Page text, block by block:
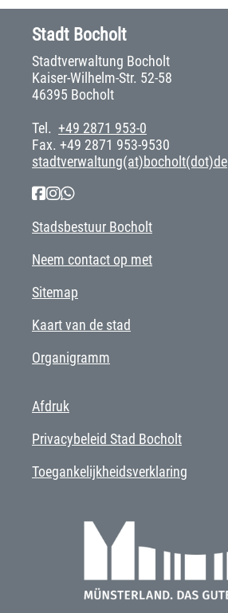
Stadt Bocholt
Stadtverwaltung Bocholt
Kaiser-Wilhelm-Str. 52-58
46395 Bocholt
Tel. +49 2871 953-0
Fax. +49 2871 953-9530
stadtverwaltung(at)bocholt(dot)de
Stadsbestuur Bocholt
Neem contact op met
Sitemap
Kaart van de stad
Organigramm
Afdruk
Privacybeleid Stad Bocholt
Toegankelijkheidsverklaring